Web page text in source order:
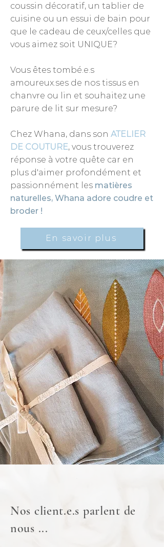
coussin décoratif, un tablier de
cuisine ou un essui de bain pour
que le cadeau de ceux/celles que
vous aimez soit UNIQUE?
Vous êtes tombé.e.s
amoureux.ses de nos tissus en
chanvre ou lin et souhaitez une
parure de lit sur mesure?
Chez Whana, dans son ATELIER
DE COUTURE, vous trouverez
réponse à votre quête car en
plus d'aimer profondément et
passionnément les matières
naturelles, Whana adore coudre et
broder !
En savoir plus
Nos client.e.s parlent de
nous ...